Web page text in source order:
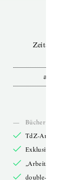
ab
—
Bücher online
TdZ-Artikel
Exklusive
double-